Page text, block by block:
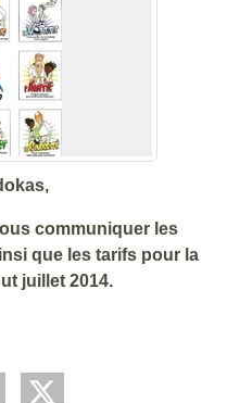
communiquer les
que les tarifs pour la
juillet 2014.